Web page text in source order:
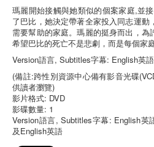
瑪麗開始接觸與她類似的個案家庭,並
了巴比，她決定帶著全家投入同志運
需要幫助的家庭。瑪麗的挺身而出，
希望巴比的死亡不是悲劇，而是每個家
Version語言, Subtitles字幕: English英
(備註:跨性別資源中心備有影音光碟
供讀者瀏覽)
影片格式: DVD
影碟數量: 1
Version語言, Subtitles字幕: English英
及English英語